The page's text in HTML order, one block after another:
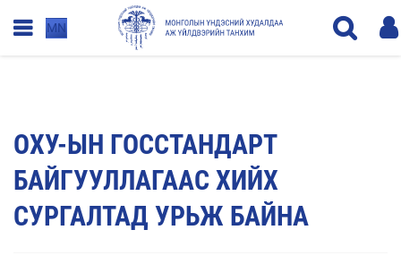
MN
ОХУ-ЫН ГОССТАНДАРТ
БАЙГУУЛЛАГААС ХИЙХ
СУРГАЛТАД УРЬЖ БАЙНА